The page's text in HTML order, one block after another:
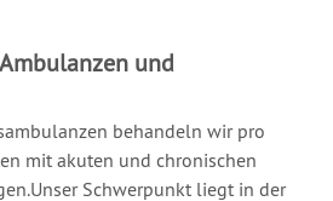
und
behandeln wir pro
mit akuten und chronischen
Schwerpunkt liegt in der